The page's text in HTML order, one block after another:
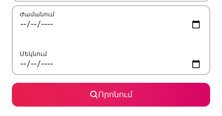
Ժամանում
Մեկնում
Որոնում